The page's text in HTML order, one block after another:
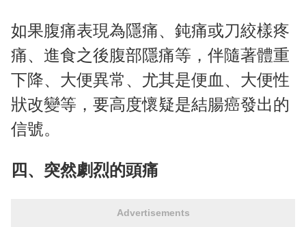
如果腹痛表現為隱痛、鈍痛或刀絞樣疼
痛、進食之後腹部隱痛等，伴隨著體重
下降、大便異常、尤其是便血、大便性
狀改變等，要高度懷疑是結腸癌發出的
信號。
四、突然劇烈的頭痛
Advertisements